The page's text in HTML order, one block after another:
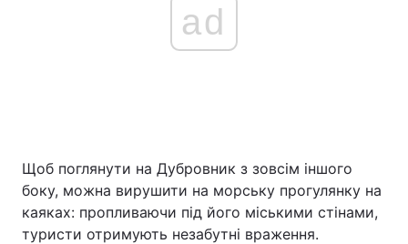
ad
Щоб поглянути на Дубровник з зовсім іншого
боку, можна вирушити на морську прогулянку на
каяках: пропливаючи під його міськими стінами,
туристи отримують незабутні враження.